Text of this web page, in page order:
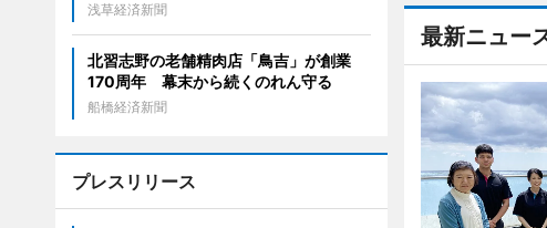
最新ニュー
浅草経済新聞
北習志野の老舗精肉店「鳥吉」が創業
170周年 幕末から続くのれん守る
船橋経済新聞
プレスリリース